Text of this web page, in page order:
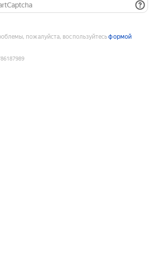
пожалуйста, воспользуйтесьформой